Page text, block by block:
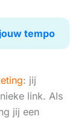
tempo
: jij
link. Als
jij een